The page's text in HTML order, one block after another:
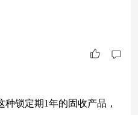
化波动率、最大回撤分别
倍、2.32倍。因此投资
锁定期1年的固收产品，